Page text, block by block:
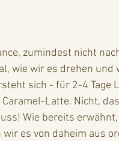
zumindest nicht
wie wir es drehen
sich - für 2-4 Tage
Latte. Nicht,
Wie bereits
es von daheim aus